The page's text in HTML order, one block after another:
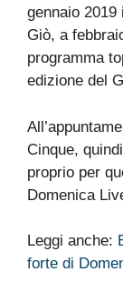
gennaio
Giò, a
programma
edizione del
Cinque,
proprio per
Domenica
Leggi anche:
forte di